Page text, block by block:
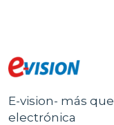
E-vision- más que
electrónica